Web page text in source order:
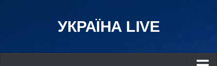
УКРАЇНА LIVE